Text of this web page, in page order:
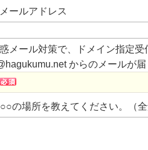
ールアドレス
メール対策で、ドメイン指定受
からのメールが
○○の場所を教えてください。（